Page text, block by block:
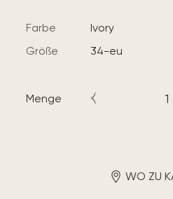
Farbe
ivory
Größe
34-eu
Menge
WO ZU